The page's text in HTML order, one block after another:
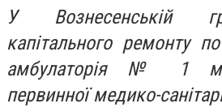
У Вознесенській
капітального ремонту
амбулаторія № 1
первинної медико-